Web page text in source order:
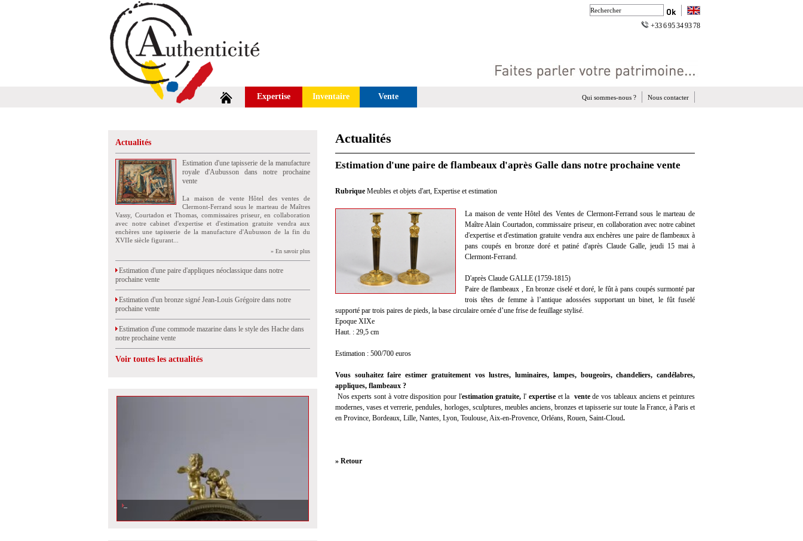
+33 6 95 34 93 78
Expertise Inventaire Vente Nous contacter
Qui sommes-nous ?
Actualités
Estimation d'une tapisserie de la manufacture
royale d'Aubusson dans notre prochaine
vente
La maison de vente Hôtel des ventes de
Clermont-Ferrand sous le marteau de Maîtres
Vassy, Courtadon et Thomas, commissaires priseur, en collaboration
avec notre cabinet d'expertise et d'estimation gratuite vendra aux
enchères une tapisserie de la manufacture d'Aubusson de la fin du
XVIIe siècle figurant...
» En savoir plus
Estimation d'une paire d'appliques néoclassique dans notre
prochaine vente
Estimation d'un bronze signé Jean-Louis Grégoire dans notre
prochaine vente
Estimation d'une commode mazarine dans le style des Hache dans
notre prochaine vente
Voir toutes les actualités
Actualités
Estimation d'une paire de flambeaux d'après Galle dans notre prochaine vente
Rubrique Meubles et objets d'art, Expertise et estimation
La maison de vente Hôtel des Ventes de Clermont-Ferrand sous le marteau de
Maître Alain Courtadon, commissaire priseur, en collaboration avec notre cabinet
d'expertise et d'estimation gratuite vendra aux enchères une paire de flambeaux à
pans coupés en bronze doré et patiné d'après Claude Galle, jeudi 15 mai à
Clermont-Ferrand.
D'après Claude GALLE (1759-1815)
Paire de flambeaux , En bronze ciselé et doré, le fût à pans coupés surmonté par
trois têtes de femme à l’antique adossées supportant un binet, le fût fuselé
supporté par trois paires de pieds, la base circulaire ornée d’une frise de feuillage stylisé.
Epoque XIXe
Haut. : 29,5 cm
Estimation : 500/700 euros
Vous souhaitez faire estimer gratuitement vos lustres, luminaires, lampes, bougeoirs, chandeliers, candélabres,
appliques, flambeaux ?
Nos experts sont à votre disposition pour l'estimation gratuite,l' expertiseet la vente de vos tableaux anciens et peintures
modernes, vases et verrerie, pendules, horloges, sculptures, meubles anciens, bronzes et tapisserie sur toute la France, à Paris et
en Province, Bordeaux, Lille, Nantes, Lyon, Toulouse, Aix-en-Provence, Orléans, Rouen, Saint-Cloud.
» Retour